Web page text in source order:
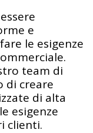
e
le esigenze
team di
di creare
di alta
esigenze
clienti.